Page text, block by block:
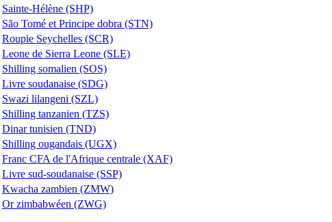
Sainte-Hélène (SHP)
São Tomé et Principe dobra (STN)
Roupie Seychelles (SCR)
Leone de Sierra Leone (SLE)
Shilling somalien (SOS)
Livre soudanaise (SDG)
Swazi lilangeni (SZL)
Shilling tanzanien (TZS)
Dinar tunisien (TND)
Shilling ougandais (UGX)
Franc CFA de l'Afrique centrale (XAF)
Livre sud-soudanaise (SSP)
Kwacha zambien (ZMW)
Or zimbabwéen (ZWG)